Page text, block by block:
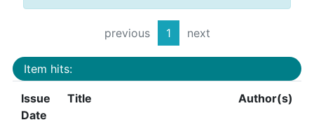
previous 1 next
Item hits:
Issue
Date
Title Author(s)